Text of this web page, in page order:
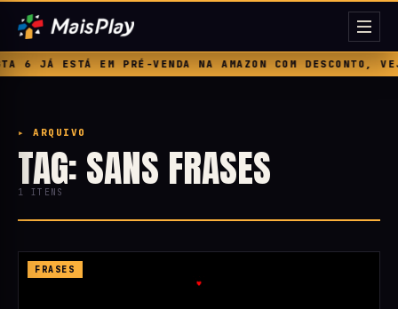
6 JÁ ESTÁ EM PRÉ-VENDA NA AMAZON COM
▸ ARQUIVO
TAG: SANS FRASES
1 ITENS
FRASES